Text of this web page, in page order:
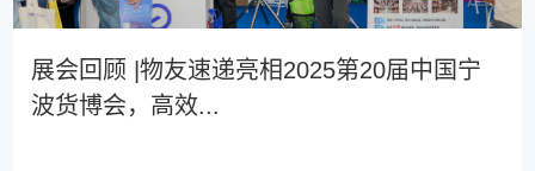
展会回顾 |物友速递亮相2025第20届中国宁
波货博会，高效...